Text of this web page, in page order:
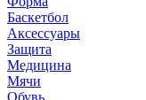
Баскетбол
Аксессуары
Защита
Медицина
Мячи
Обувь